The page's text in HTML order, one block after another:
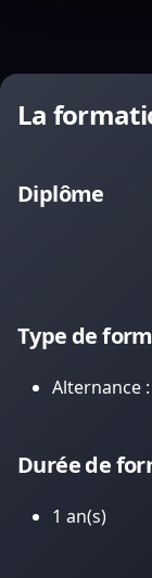
La
Diplôme
Type de
Alternance
Durée de
1 an(s)